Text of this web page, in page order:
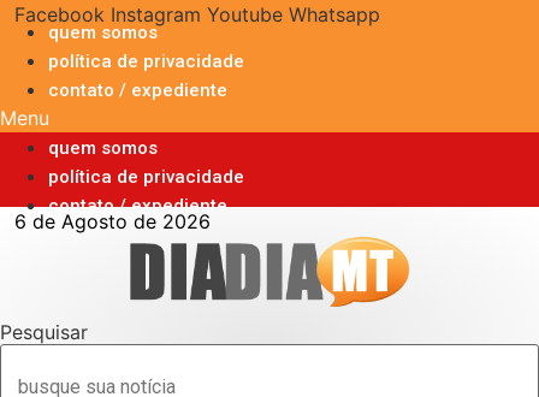
para
conteúdo
Facebook Instagram Youtube Whatsapp
quem somos
política de privacidade
contato / expediente
Menu
quem somos
política de privacidade
contato / expediente
6 de Agosto de 2026
Pesquisar